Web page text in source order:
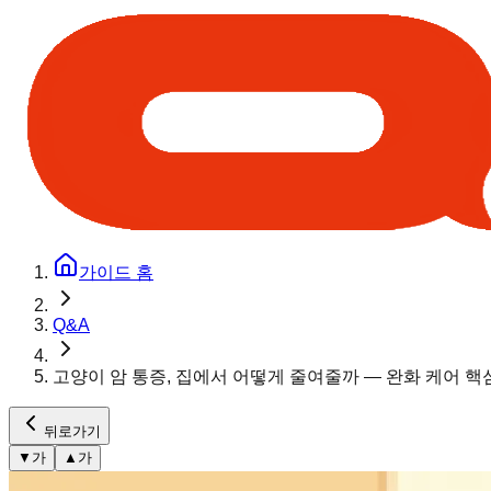
가이드 홈
Q&A
고양이 암 통증, 집에서 어떻게 줄여줄까 — 완화 케어 핵
뒤로가기
▼ 가 ▲ 가